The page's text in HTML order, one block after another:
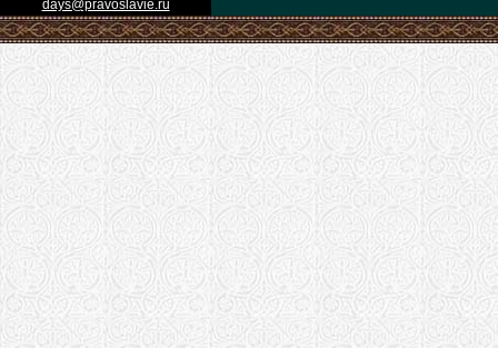
days@pravoslavie.ru